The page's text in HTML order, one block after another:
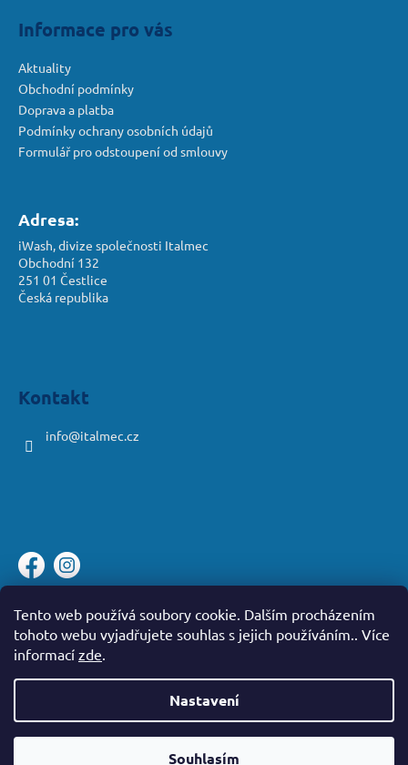
Tento web používá soubory cookie. Dalším procházením
tohoto webu vyjadřujete souhlas s jejich používáním.. Více
informací zde.
Nastavení
Souhlasím
Informace pro vás
Aktuality
Obchodní podmínky
Doprava a platba
Podmínky ochrany osobních údajů
Formulář pro odstoupení od smlouvy
Adresa:
iWash, divize společnosti Italmec
Obchodní 132
251 01 Čestlice
Česká republika
Kontakt
info@italmec.cz
iWash. Všechna práva vyhrazena.